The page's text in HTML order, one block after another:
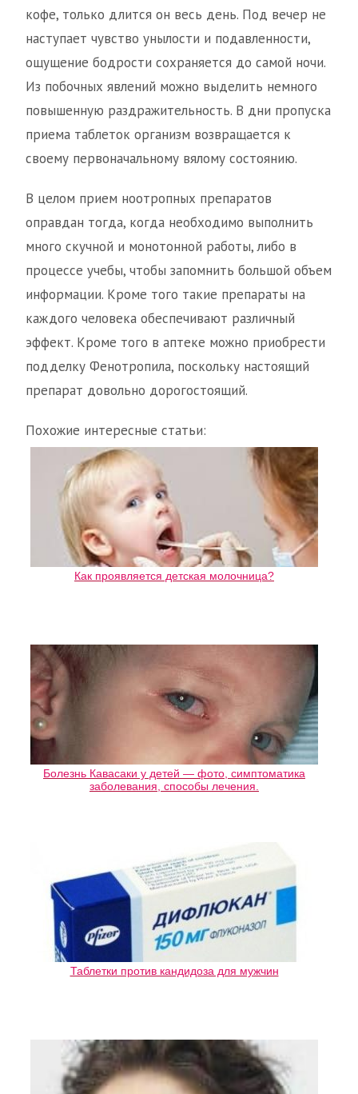
кофе, только длится он весь день. Под вечер не
наступает чувство унылости и подавленности,
ощущение бодрости сохраняется до самой ночи.
Из побочных явлений можно выделить немного
повышенную раздражительность. В дни пропуска
приема таблеток организм возвращается к
своему первоначальному вялому состоянию.
В целом прием ноотропных препаратов
оправдан тогда, когда необходимо выполнить
много скучной и монотонной работы, либо в
процессе учебы, чтобы запомнить большой объем
информации. Кроме того такие препараты на
каждого человека обеспечивают различный
эффект. Кроме того в аптеке можно приобрести
подделку Фенотропила, поскольку настоящий
препарат довольно дорогостоящий.
Похожие интересные статьи:
Как проявляется детская молочница?
Болезнь Кавасаки у детей — фото, симптоматика
заболевания, способы лечения.
Таблетки против кандидоза для мужчин